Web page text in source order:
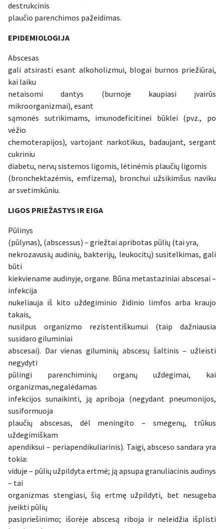
destrukcinis
plaučio parenchimos pažeidimas.
EPIDEMIOLOGIJA
Abscesas
gali atsirasti esant alkoholizmui, blogai burnos priežiūrai,
kai laiku
netaisomi dantys (burnoje kaupiasi įvairūs
mikroorganizmai), esant
sąmonės sutrikimams, imunodeficitinei būklei (pvz., po
vėžio
chemoterapijos), vartojant narkotikus, badaujant, sergant
cukriniu
diabetu, nervų sistemos ligomis, lėtinėmis plaučių ligomis
(bronchektazėmis, emfizema), bronchui užsikimšus naviku
ar svetimkūniu.
LIGOS PRIEŽASTYS IR EIGA
Pūlinys
(pūlynas), (abscessus) – griežtai apribotas pūlių (tai yra,
nekrozavusių audinių, bakterijų, leukocitų) susitelkimas, gali
būti
kiekviename audinyje, organe. Būna metastaziniai abscesai –
infekcija
nukeliauja iš kito uždegiminio židinio limfos arba kraujo
takais,
nusilpus organizmo rezistentiškumui (taip dažniausia
susidaro giluminiai
abscesai). Dar vienas giluminių abscesų šaltinis – užleisti
negydyti
pūlingi parenchiminių organų uždegimai, kai
organizmas,negalėdamas
infekcijos sunaikinti, ją apriboja (negydant pneumonijos,
susiformuoja
plaučių abscesas, dėl meningito – smegenų, trūkus
uždegimiškam
apendiksui – periapendikuliarinis). Taigi, absceso sandara yra
tokia:
viduje – pūlių užpildyta ertmė; ją apsupa granuliacinis audinys
– tai
organizmas stengiasi, šią ertmę užpildyti, bet nesugeba
įveikti pūlių
pasipriešinimo; išorėje abscesą riboja ir neleidžia išplisti